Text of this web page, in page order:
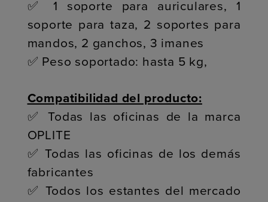
✅ 1 soporte para auriculares, 1
soporte para taza, 2 soportes para
mandos, 2 ganchos, 3 imanes
✅ Peso soportado: hasta 5 kg,
Compatibilidad del producto:
✅ Todas las oficinas de la marca
OPLITE
✅ Todas las oficinas de los demás
fabricantes
✅ Todos los estantes del mercado